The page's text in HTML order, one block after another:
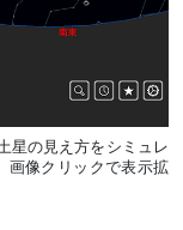
星の見え方をシミュレ
画像クリックで表示拡